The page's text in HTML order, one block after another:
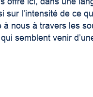
sur l’intensité de ce
à nous à travers les
semblent venir